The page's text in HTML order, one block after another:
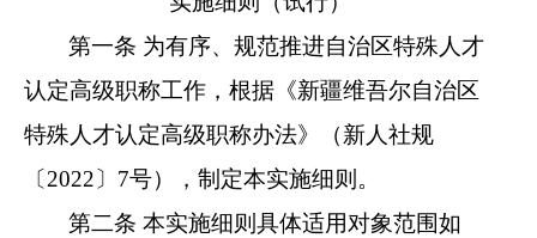
第一条 为有序、规范推进自治区特殊人才
认定高级职称工作，根据《新疆维吾尔自治区
特殊人才认定高级职称办法》（新人社规
〔2022〕7号），制定本实施细则。
第二条 本实施细则具体适用对象范围如